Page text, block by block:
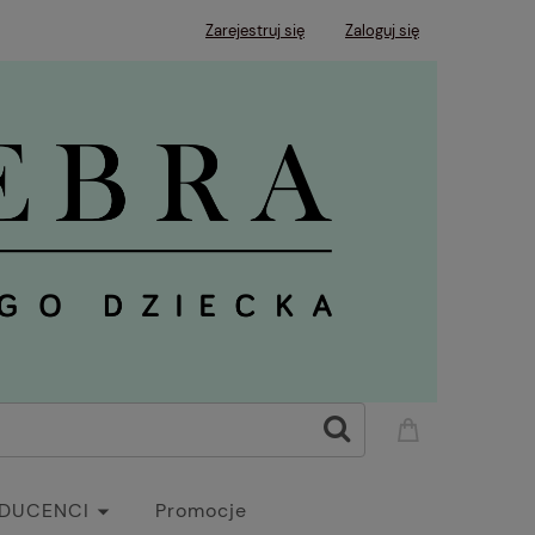
Zarejestruj się Zaloguj się
Promocje